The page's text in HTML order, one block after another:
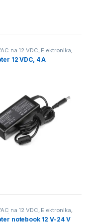
na 12 VDC, Elektronika,
12 VDC, 4 A
na 12 VDC, Elektronika,
notebook 12 V-24 V